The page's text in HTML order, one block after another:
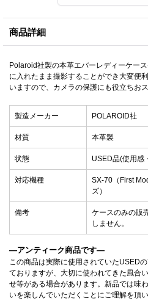
商品詳細
Polaroid社製の本革エバーレディーケー
に入れたまま撮影することができ大変便
いますので、カメラの保護にも役立ちおス
製造メーカー POLAROID社
材質 本革製
状態 USED品(使用感
対応機種
SX-70（First
ズ）
備考
ケースのみの販
しません。
—アンティーク商品です—
この商品は実際に使用されていたUSED
ておりますが、大切に使われてきた風合
せ等がある場合があります。新品では味
いを楽しんでいただくことにご理解を頂